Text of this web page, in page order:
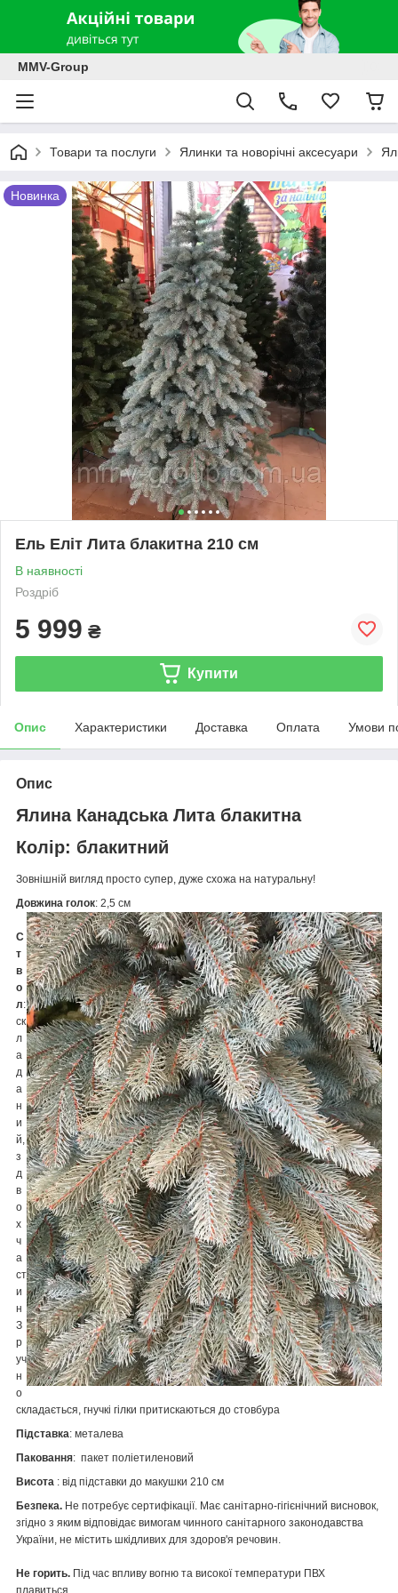
MMV-Group
Товари та послуги Ялинки та новорічні аксесуари
Новинка
Ель Еліт Лита блакитна 210 см
В наявності
Роздріб
5 999 ₴
Купити
Опис Характеристики Доставка Оплата Умови
Опис
Ялина Канадська Лита блакитна
Колір: блакитний
Зовнішній вигляд просто супер, дуже схожа на натуральну!
Довжина голок: 2,5 см
С
т
в
о
л:
ск
л
а
д
а
н
и
й,
з
д
в
о
х
ч
а
ст
и
н
З
р
уч
н
о
складається, гнучкі гілки притискаються до стовбура
Підставка: металева
Паковання: пакет поліетиленовий
Висота : від підставки до макушки 210 см
Безпека. Не потребує сертифікації. Має санітарно-гігієнічний висновок,
згідно з яким відповідає вимогам чинного санітарного законодавства
України, не містить шкідливих для здоров'я речовин.
Не горить. Під час впливу вогню та високої температури ПВХ
плавиться.